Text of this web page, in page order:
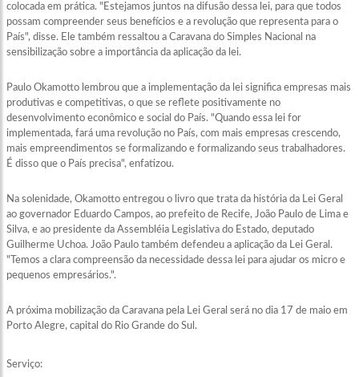
colocada em prática. "Estejamos juntos na difusão dessa lei, para que todos
possam compreender seus benefícios e a revolução que representa para o
País", disse. Ele também ressaltou a Caravana do Simples Nacional na
sensibilização sobre a importância da aplicação da lei.
Paulo Okamotto lembrou que a implementação da lei significa empresas mais
produtivas e competitivas, o que se reflete positivamente no
desenvolvimento econômico e social do País. "Quando essa lei for
implementada, fará uma revolução no País, com mais empresas crescendo,
mais empreendimentos se formalizando e formalizando seus trabalhadores.
É disso que o País precisa", enfatizou.
Na solenidade, Okamotto entregou o livro que trata da história da Lei Geral
ao governador Eduardo Campos, ao prefeito de Recife, João Paulo de Lima e
Silva, e ao presidente da Assembléia Legislativa do Estado, deputado
Guilherme Uchoa. João Paulo também defendeu a aplicação da Lei Geral.
"Temos a clara compreensão da necessidade dessa lei para ajudar os micro e
pequenos empresários.".
A próxima mobilização da Caravana pela Lei Geral será no dia 17 de maio em
Porto Alegre, capital do Rio Grande do Sul.
Serviço: